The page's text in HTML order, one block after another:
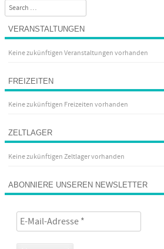
Search
VERANSTALTUNGEN
Keine zukünftigen Veranstaltungen vorhanden
FREIZEITEN
Keine zukünftigen Freizeiten vorhanden
ZELTLAGER
Keine zukünftigen Zeltlager vorhanden
ABONNIERE UNSEREN NEWSLETTER